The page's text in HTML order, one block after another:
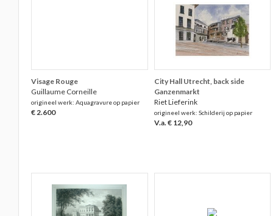
Visage Rouge
Guillaume Corneille
origineel werk: Aquagravure op papier
€ 2.600
City Hall Utrecht, back side
Ganzenmarkt
Riet Lieferink
origineel werk: Schilderij op papier
V.a. € 12,90